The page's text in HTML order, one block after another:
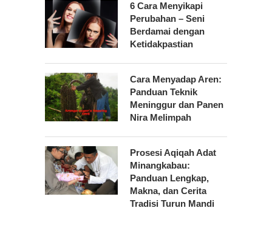
6 Cara Menyikapi
Perubahan – Seni
Berdamai dengan
Ketidakpastian
Cara Menyadap Aren:
Panduan Teknik
Meninggur dan Panen
Nira Melimpah
Prosesi Aqiqah Adat
Minangkabau:
Panduan Lengkap,
Makna, dan Cerita
Tradisi Turun Mandi